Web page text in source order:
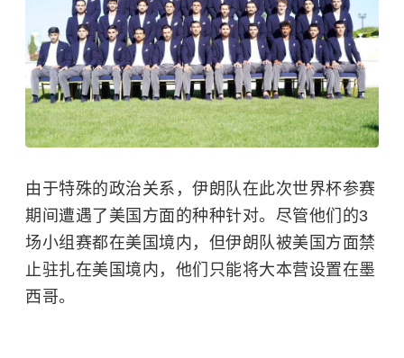
由于特殊的政治关系，伊朗队在此次世界杯参赛
期间遭遇了美国方面的种种针对。尽管他们的3
场小组赛都在美国境内，但伊朗队被美国方面禁
止驻扎在美国境内，他们只能将大本营设置在墨
西哥。